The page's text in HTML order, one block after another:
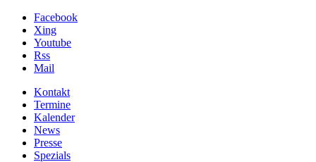
Facebook
Xing
Youtube
Rss
Mail
Kontakt
Termine
Kalender
News
Presse
Spezials